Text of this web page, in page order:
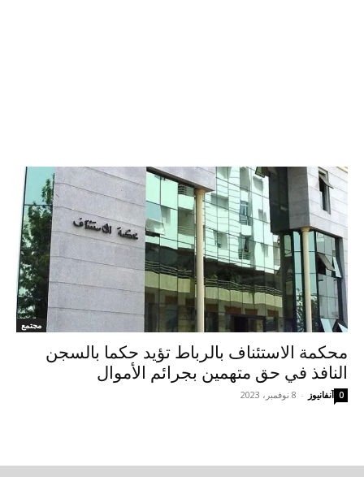
مجتمع
محكمة الاستئناف بالرباط تؤيد حكما بالسجن
النافذ في حق متهمين بجرائم الأموال
آنفانيوز - 8 نوفمبر، 2023 0